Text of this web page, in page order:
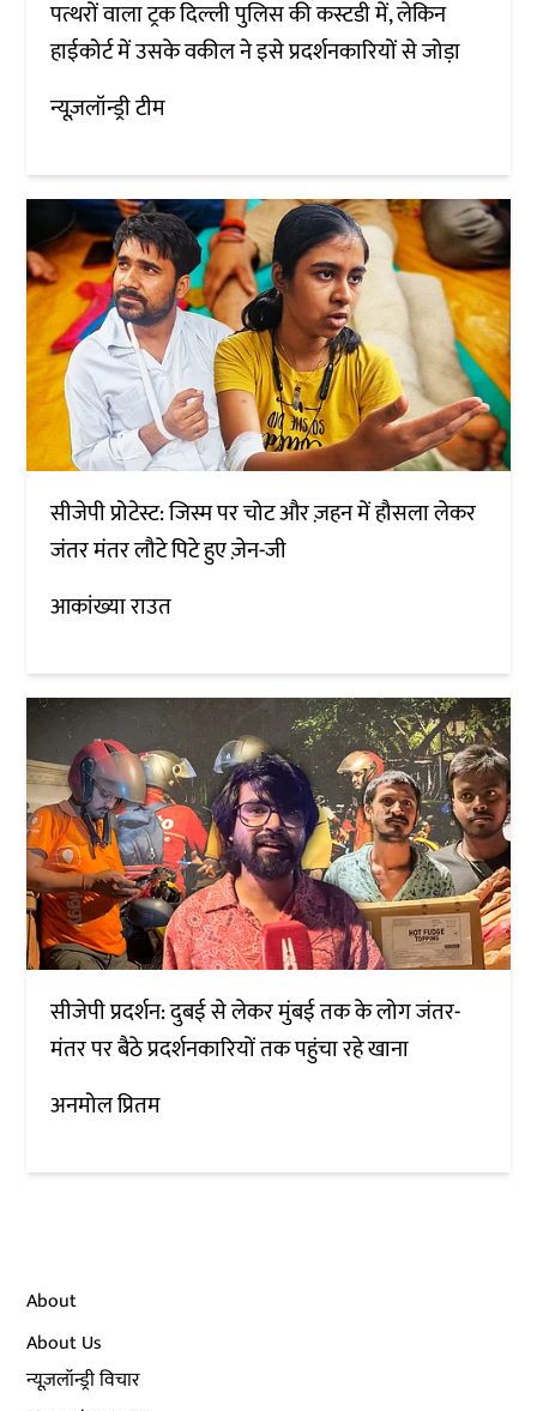
पत्थरों वाला ट्रक दिल्ली पुलिस की कस्टडी में, लेकिन
हाईकोर्ट में उसके वकील ने इसे प्रदर्शनकारियों से जोड़ा
न्यूज़लॉन्ड्री टीम
सीजेपी प्रोटेस्ट: जिस्म पर चोट और ज़हन में हौसला लेकर
जंतर मंतर लौटे पिटे हुए ज़ेन-जी
आकांख्या राउत
सीजेपी प्रदर्शन: दुबई से लेकर मुंबई तक के लोग जंतर-
मंतर पर बैठे प्रदर्शनकारियों तक पहुंचा रहे खाना
अनमोल प्रितम
About
About Us
न्यूज़लॉन्ड्री विचार